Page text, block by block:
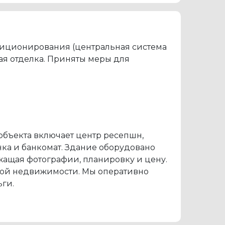
(центральная система
отделка. Приняты меры для
включает центр ресепшн,
и банкомат. Здание оборудовано
фотографии, планировку и цену.
недвижимости. Мы оперативно